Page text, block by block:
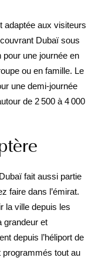
adaptée aux visiteurs
Dubaï sous
pour une journée en
ou en famille. Le
une demi-journée
de 2 500 à 4 000
fait aussi partie
faire dans l’émirat.
la ville depuis les
grandeur et
depuis l’héliport de
tout au